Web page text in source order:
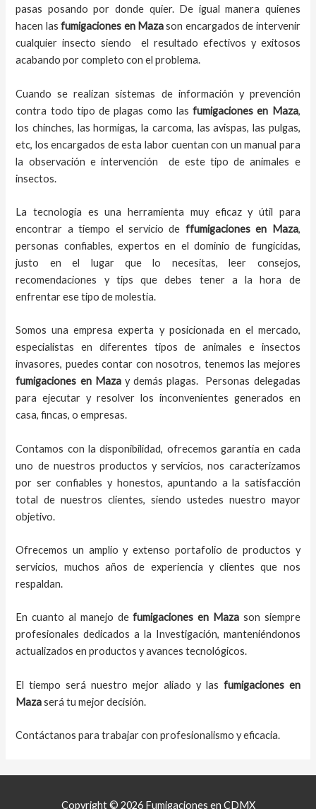
pasas posando por donde quier. De igual manera quienes
hacen las fumigaciones en Mazason encargados de intervenir
cualquier insecto siendo el resultado efectivos y exitosos
acabando por completo con el problema.
Cuando se realizan sistemas de información y prevención
contra todo tipo de plagas como lasfumigaciones en Maza,
los chinches, las hormigas, la carcoma, las avispas, las pulgas,
etc, los encargados de esta labor cuentan con un manual para
la observación e intervención de este tipo de animales e
insectos.
La tecnología es una herramienta muy eficaz y útil para
encontrar a tiempo el servicio de ffumigaciones en Maza,
personas confiables, expertos en el dominio de fungicidas,
justo en el lugar que lo necesitas, leer consejos,
recomendaciones y tips que debes tener a la hora de
enfrentar ese tipo de molestia.
Somos una empresa experta y posicionada en el mercado,
especialistas en diferentes tipos de animales e insectos
invasores, puedes contar con nosotros, tenemos las mejores
fumigaciones en Mazay demás plagas. Personas delegadas
para ejecutar y resolver los inconvenientes generados en
casa, fincas, o empresas.
Contamos con la disponibilidad, ofrecemos garantía en cada
uno de nuestros productos y servicios, nos caracterizamos
por ser confiables y honestos, apuntando a la satisfacción
total de nuestros clientes, siendo ustedes nuestro mayor
objetivo.
Ofrecemos un amplio y extenso portafolio de productos y
servicios, muchos años de experiencia y clientes que nos
respaldan.
En cuanto al manejo defumigacionesen Maza son siempre
profesionales dedicados a la Investigación, manteniéndonos
actualizados en productos y avances tecnológicos.
El tiempo será nuestro mejor aliado y las fumigaciones en
Mazaserá tu mejor decisión.
Contáctanos para trabajar con profesionalismo y eficacia.
Copyright © 2026 Fumigaciones en CDMX